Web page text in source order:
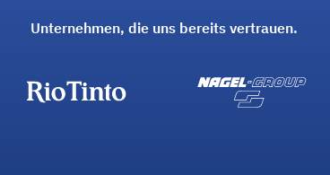
Unternehmen, die uns bereits vertrauen.